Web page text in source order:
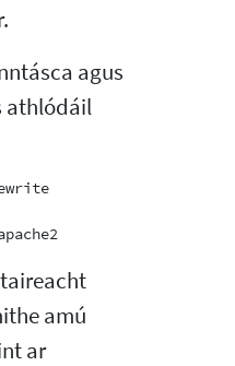
agus
athlódáil
amú
ar